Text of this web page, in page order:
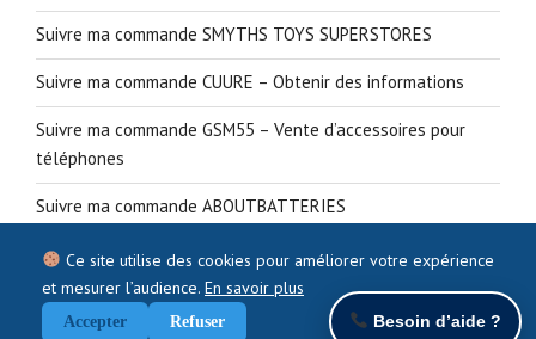
Suivre ma commande SMYTHS TOYS SUPERSTORES
Suivre ma commande CUURE – Obtenir des informations
Suivre ma commande GSM55 – Vente d’accessoires pour
téléphones
Suivre ma commande ABOUTBATTERIES
Ce site utilise des cookies pour améliorer votre expérience
et mesurer l’audience. En savoir plus
Accepter Refuser Besoin d’aide ?